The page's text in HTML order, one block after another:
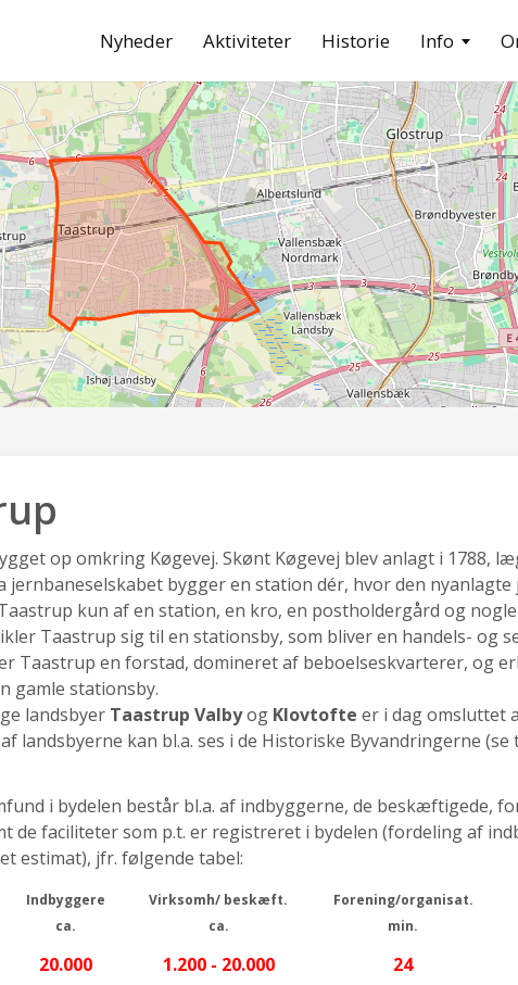
Nyheder Aktiviteter Historie Info
op omkring Køgevej. Skønt Køgevej blev anlagt i 1788,
jernbaneselskabet bygger en station dér, hvor den
kun af en station, en kro, en postholdergård og nogle
Taastrup sig til en stationsby, som bliver en handels- og
Taastrup en forstad, domineret af beboelseskvarterer, og
gamle stationsby.
landsbyer Taastrup Valbyog Klovtofte er i dag omsluttet
landsbyerne kan bl.a. ses i de Historiske Byvandringerne
i bydelen består bl.a. af indbyggerne, de beskæftigede,
de faciliteter som p.t. er registreret i bydelen (fordeling af
estimat), jfr. følgende tabel:
Indbyggere
ca.
Virksomh/ beskæft.
ca.
Forening/organisat.
min.
20.000 1.200 - 20.000 24